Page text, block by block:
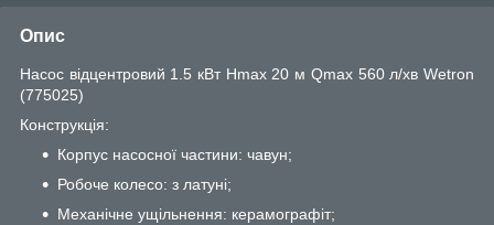
Опис
Насос відцентровий 1.5 кВт Hmax 20 м Qmax 560 л/хв Wetron
(775025)
Конструкція:
Корпус насосної частини: чавун;
Робоче колесо: з латуні;
Механічне ущільнення: керамографіт;